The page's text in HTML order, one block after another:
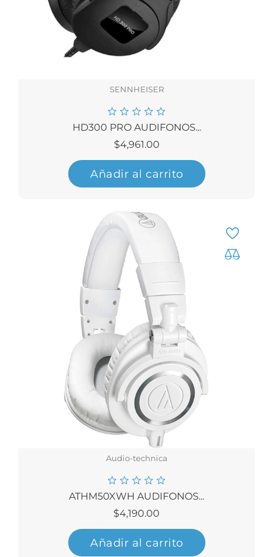
SENNHEISER
HD300 PRO AUDIFONOS...
$4,961.00Precio
Añadir al carrito
Audio-technica
ATHM50XWH AUDIFONOS...
$4,190.00
Añadir al carrito